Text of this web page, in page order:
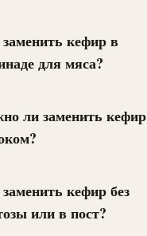
кефир в
для мяса?
ли заменить кефир
кефир без
или в пост?